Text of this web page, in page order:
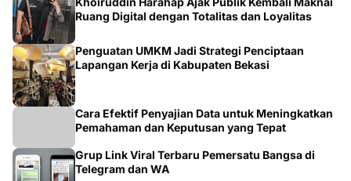
Lapangan Kerja di Kabupaten Bekasi
Pemahaman dan Keputusan yang Tepat
Grup Link Viral Terbaru Pemersatu Bangsa di
Telegram dan WA